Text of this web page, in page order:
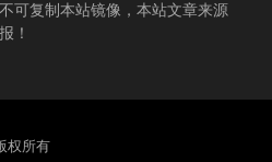
可复制本站镜像，本站文章来源
！
权所有